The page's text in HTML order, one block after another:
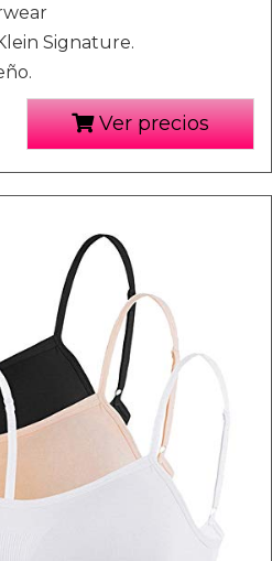
Signature.
Ver precios